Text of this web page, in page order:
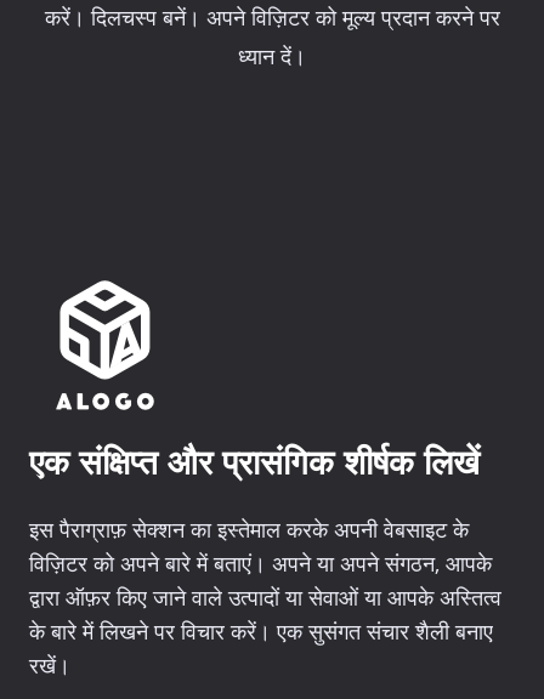
करें। दिलचस्प बनें। अपने विज़िटर को मूल्य प्रदान करने पर
ध्यान दें।
एक संक्षिप्त और प्रासंगिक शीर्षक लिखें
इस पैराग्राफ़ सेक्शन का इस्तेमाल करके अपनी वेबसाइट के
विज़िटर को अपने बारे में बताएं। अपने या अपने संगठन, आपके
द्वारा ऑफ़र किए जाने वाले उत्पादों या सेवाओं या आपके अस्तित्व
के बारे में लिखने पर विचार करें। एक सुसंगत संचार शैली बनाए
रखें।